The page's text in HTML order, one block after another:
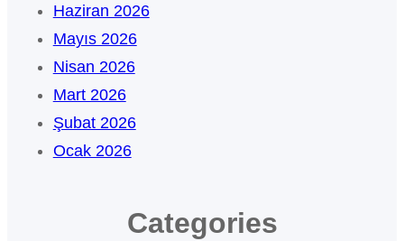
Haziran 2026
Mayıs 2026
Nisan 2026
Mart 2026
Şubat 2026
Ocak 2026
Categories